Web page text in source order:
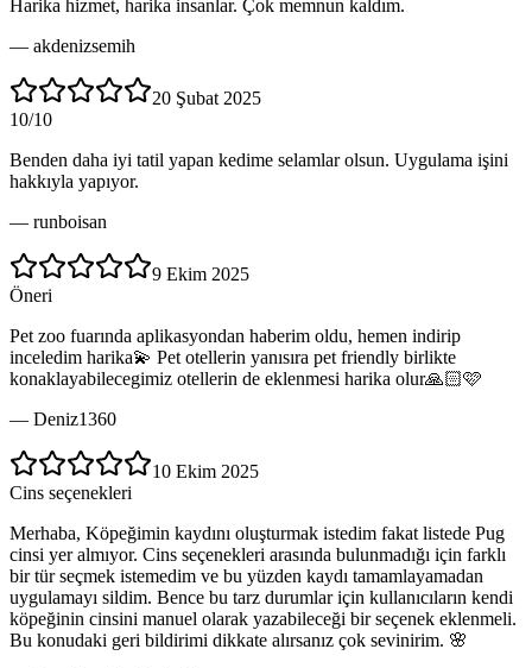
Harika hizmet, harika insanlar. Çok memnun kaldım.
— akdenizsemih
20 Şubat 2025
10/10
Benden daha iyi tatil yapan kedime selamlar olsun. Uygulama işini
hakkıyla yapıyor.
— runboisan
9 Ekim 2025
Öneri
Pet zoo fuarında aplikasyondan haberim oldu, hemen indirip
inceledim harika💫 Pet otellerin yanısıra pet friendly birlikte
konaklayabilecegimiz otellerin de eklenmesi harika olur🙏🏻🩷
— Deniz1360
10 Ekim 2025
Cins seçenekleri
Merhaba, Köpeğimin kaydını oluşturmak istedim fakat listede Pug
cinsi yer almıyor. Cins seçenekleri arasında bulunmadığı için farklı
bir tür seçmek istemedim ve bu yüzden kaydı tamamlayamadan
uygulamayı sildim. Bence bu tarz durumlar için kullanıcıların kendi
köpeğinin cinsini manuel olarak yazabileceği bir seçenek eklenmeli.
Bu konudaki geri bildirimi dikkate alırsanız çok sevinirim. 🌸